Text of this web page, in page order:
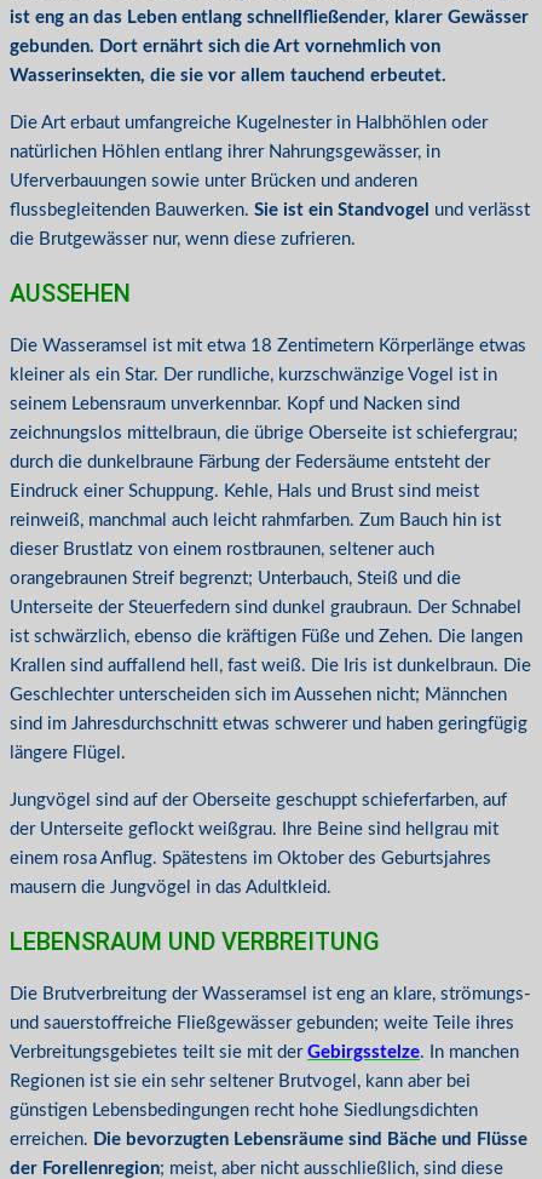
ist eng an das Leben entlang schnellfließender, klarer Gewässer
gebunden. Dort ernährt sich die Art vornehmlich von
Wasserinsekten, die sie vor allem tauchend erbeutet.
Die Art erbaut umfangreiche Kugelnester in Halbhöhlen oder
natürlichen Höhlen entlang ihrer Nahrungsgewässer, in
Uferverbauungen sowie unter Brücken und anderen
flussbegleitenden Bauwerken. Sie ist ein Standvogel und verlässt
die Brutgewässer nur, wenn diese zufrieren.
AUSSEHEN
Die Wasseramsel ist mit etwa 18 Zentimetern Körperlänge etwas
kleiner als ein Star. Der rundliche, kurzschwänzige Vogel ist in
seinem Lebensraum unverkennbar. Kopf und Nacken sind
zeichnungslos mittelbraun, die übrige Oberseite ist schiefergrau;
durch die dunkelbraune Färbung der Federsäume entsteht der
Eindruck einer Schuppung. Kehle, Hals und Brust sind meist
reinweiß, manchmal auch leicht rahmfarben. Zum Bauch hin ist
dieser Brustlatz von einem rostbraunen, seltener auch
orangebraunen Streif begrenzt; Unterbauch, Steiß und die
Unterseite der Steuerfedern sind dunkel graubraun. Der Schnabel
ist schwärzlich, ebenso die kräftigen Füße und Zehen. Die langen
Krallen sind auffallend hell, fast weiß. Die Iris ist dunkelbraun. Die
Geschlechter unterscheiden sich im Aussehen nicht; Männchen
sind im Jahresdurchschnitt etwas schwerer und haben geringfügig
längere Flügel.
Jungvögel sind auf der Oberseite geschuppt schieferfarben, auf
der Unterseite geflockt weißgrau. Ihre Beine sind hellgrau mit
einem rosa Anflug. Spätestens im Oktober des Geburtsjahres
mausern die Jungvögel in das Adultkleid.
LEBENSRAUM UND VERBREITUNG
Die Brutverbreitung der Wasseramsel ist eng an klare, strömungs-
und sauerstoffreiche Fließgewässer gebunden; weite Teile ihres
Verbreitungsgebietes teilt sie mit der Gebirgsstelze. In manchen
Regionen ist sie ein sehr seltener Brutvogel, kann aber bei
günstigen Lebensbedingungen recht hohe Siedlungsdichten
erreichen. Die bevorzugten Lebensräume sind Bäche und Flüsse
der Forellenregion; meist, aber nicht ausschließlich, sind diese